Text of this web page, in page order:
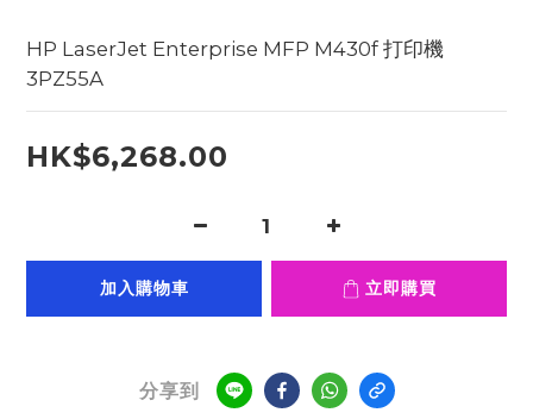
HP LaserJet Enterprise MFP M430f 打印機
3PZ55A
HK$6,268.00
加入購物車 立即購買
分享到